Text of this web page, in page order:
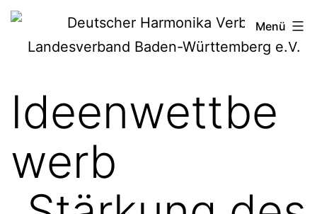
Zum
Deutscher
Harmonika-
Menü
Ideenwettbe
werb